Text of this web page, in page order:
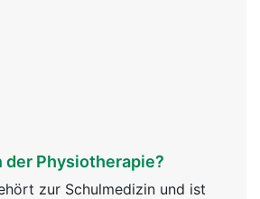
der Physiotherapie?
zur Schulmedizin und ist